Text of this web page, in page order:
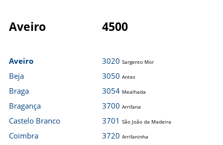
Aveiro 4500
Aveiro
Beja
Braga
Bragança
Castelo Branco
Coimbra
3020 Sargento Mor
3050 Antes
3054 Mealhada
3700 Arrifana
3701 São João da Madeira
3720 Arrifaninha